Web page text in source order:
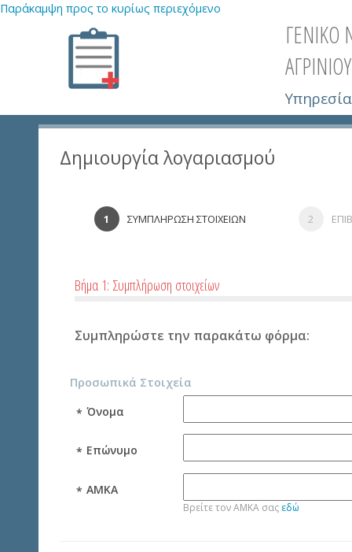
Παράκαμψη προς το κυρίως περιεχόμενο
ΓΕΝΙΚΟ
ΑΓΡΙΝΙΟΥ
Δημιουργία λογαριασμού
ΣΥΜΠΛΗΡΩΣΗ ΣΤΟΙΧΕΙΩΝ
Βήμα 1: Συμπλήρωση στοιχείων
Συμπληρώστε την παρακάτω φόρμα:
Προσωπικά Στοιχεία
Όνομα
*
Επώνυμο
*
AMKA
*
Βρείτε τον AMKA σας εδώ